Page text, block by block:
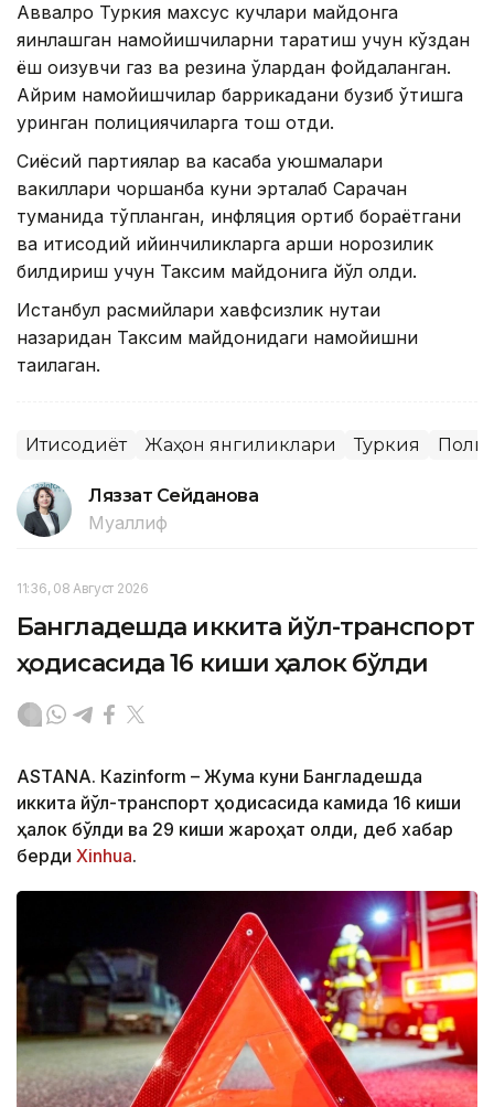
Аввалроқ Туркия махсус кучлари майдонга
яқинлашган намойишчиларни тарқатиш учун кўздан
ёш оқизувчи газ ва резина ўқлардан фойдаланган.
Айрим намойишчилар баррикадани бузиб ўтишга
уринган полициячиларга тош отди.
Сиёсий партиялар ва касаба уюшмалари
вакиллари чоршанба куни эрталаб Сарачан
туманида тўпланган, инфляция ортиб бораётгани
ва иқтисодий қийинчиликларга қарши норозилик
билдириш учун Таксим майдонига йўл олди.
Истанбул расмийлари хавфсизлик нуқтаи
назаридан Таксим майдонидаги намойишни
тақиқлаган.
Иқтисодиёт Жаҳон янгиликлари Туркия
Ляззат Сейданова
Муаллиф
11:36, 08 Август 2026
Бангладешда иккита йўл-транспорт
ҳодисасида 16 киши ҳалок бўлди
ASTANА. Кazinform – Жума куни Бангладешда
иккита йўл-транспорт ҳодисасида камида 16 киши
ҳалок бўлди ва 29 киши жароҳат олди, деб хабар
берди Xinhua.